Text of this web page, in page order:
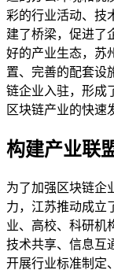
彩的行业活动、技
建了桥梁，促进了
好的产业生态，苏
置、完善的配套设
链企业入驻，形成
区块链产业的快速
构建产业联
为了加强区块链企
力，江苏推动成立
业、高校、科研机
技术共享、信息互
开展行业标准制定